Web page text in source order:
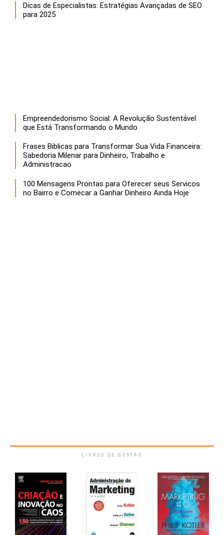
Dicas de Especialistas: Estratégias Avançadas de SEO
para 2025
Empreendedorismo Social: A Revolução Sustentável
que Está Transformando o Mundo
Frases Biblicas para Transformar Sua Vida Financeira:
Sabedoria Milenar para Dinheiro, Trabalho e
Administracao
100 Mensagens Prontas para Oferecer seus Servicos
no Bairro e Comecar a Ganhar Dinheiro Ainda Hoje
LIVROS DE GESTÃO